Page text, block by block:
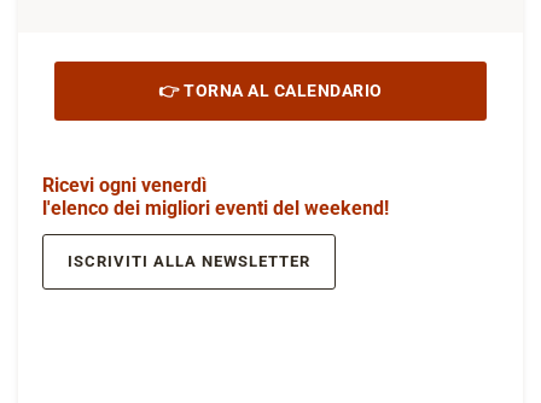
👉 TORNA AL CALENDARIO
Ricevi ogni venerdì
l'elenco dei migliori eventi del weekend!
ISCRIVITI ALLA NEWSLETTER